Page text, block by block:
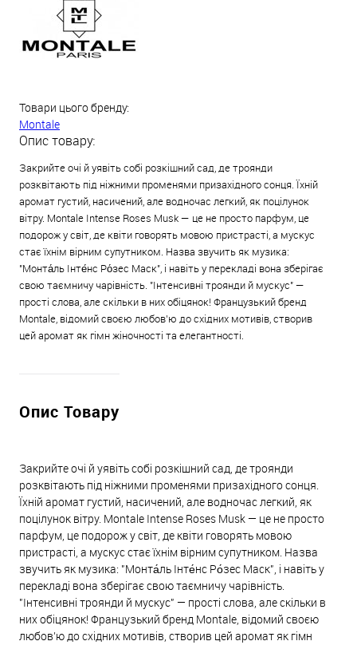
Товари цього бренду:
Montale
Опис товару:
Закрийте очі й уявіть собі розкішний сад, де троянди
розквітають під ніжними променями призахідного сонця. Їхній
аромат густий, насичений, але водночас легкий, як поцілунок
вітру. Montale Intense Roses Musk — це не просто парфум, це
подорож у світ, де квіти говорять мовою пристрасті, а мускус
стає їхнім вірним супутником. Назва звучить як музика:
"Монта́ль Інте́нс Ро́зес Маск", і навіть у перекладі вона зберігає
свою таємничу чарівність. "Інтенсивні троянди й мускус" —
прості слова, але скільки в них обіцянок! Французький бренд
Montale, відомий своєю любов’ю до східних мотивів, створив
цей аромат як гімн жіночності та елегантності.
Опис Товару
Закрийте очі й уявіть собі розкішний сад, де троянди
розквітають під ніжними променями призахідного сонця.
Їхній аромат густий, насичений, але водночас легкий, як
поцілунок вітру. Montale Intense Roses Musk — це не просто
парфум, це подорож у світ, де квіти говорять мовою
пристрасті, а мускус стає їхнім вірним супутником. Назва
звучить як музика: "Монта́ль Інте́нс Ро́зес Маск", і навіть у
перекладі вона зберігає свою таємничу чарівність.
"Інтенсивні троянди й мускус" — прості слова, але скільки в
них обіцянок! Французький бренд Montale, відомий своєю
любов’ю до східних мотивів, створив цей аромат як гімн